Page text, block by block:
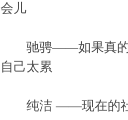
会儿
驰骋——如果真的累
自己太累
纯洁 ——现在的社